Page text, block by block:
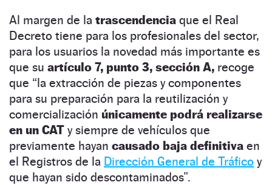
Al margen de la trascendencia que el Real
Decreto tiene para los profesionales del sector,
para los usuarios la novedad más importante es
que su artículo 7, punto 3, sección A, recoge
que “la extracción de piezas y componentes
para su preparación para la reutilización y
comercialización únicamente podrá realizarse
en un CAT y siempre de vehículos que
previamente hayan causado baja definitiva en
el Registros de la Dirección General de Tráfico y
que hayan sido descontaminados”.